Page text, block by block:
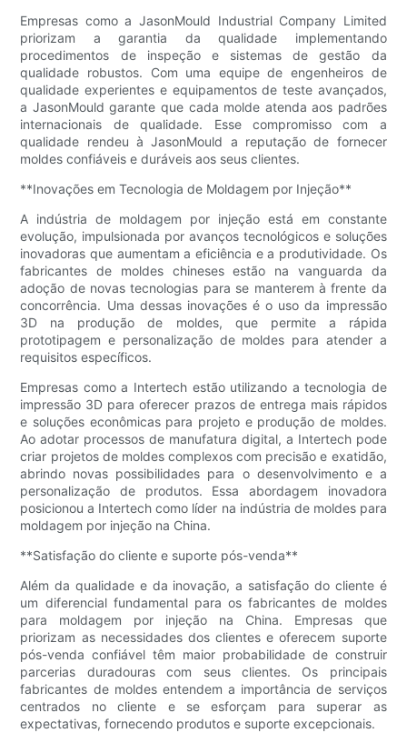
Empresas como a JasonMould Industrial Company Limited
priorizam a garantia da qualidade implementando
procedimentos de inspeção e sistemas de gestão da
qualidade robustos. Com uma equipe de engenheiros de
qualidade experientes e equipamentos de teste avançados,
a JasonMould garante que cada molde atenda aos padrões
internacionais de qualidade. Esse compromisso com a
qualidade rendeu à JasonMould a reputação de fornecer
moldes confiáveis ​​e duráveis ​​aos seus clientes.
**Inovações em Tecnologia de Moldagem por Injeção**
A indústria de moldagem por injeção está em constante
evolução, impulsionada por avanços tecnológicos e soluções
inovadoras que aumentam a eficiência e a produtividade. Os
fabricantes de moldes chineses estão na vanguarda da
adoção de novas tecnologias para se manterem à frente da
concorrência. Uma dessas inovações é o uso da impressão
3D na produção de moldes, que permite a rápida
prototipagem e personalização de moldes para atender a
requisitos específicos.
Empresas como a Intertech estão utilizando a tecnologia de
impressão 3D para oferecer prazos de entrega mais rápidos
e soluções econômicas para projeto e produção de moldes.
Ao adotar processos de manufatura digital, a Intertech pode
criar projetos de moldes complexos com precisão e exatidão,
abrindo novas possibilidades para o desenvolvimento e a
personalização de produtos. Essa abordagem inovadora
posicionou a Intertech como líder na indústria de moldes para
moldagem por injeção na China.
**Satisfação do cliente e suporte pós-venda**
Além da qualidade e da inovação, a satisfação do cliente é
um diferencial fundamental para os fabricantes de moldes
para moldagem por injeção na China. Empresas que
priorizam as necessidades dos clientes e oferecem suporte
pós-venda confiável têm maior probabilidade de construir
parcerias duradouras com seus clientes. Os principais
fabricantes de moldes entendem a importância de serviços
centrados no cliente e se esforçam para superar as
expectativas, fornecendo produtos e suporte excepcionais.